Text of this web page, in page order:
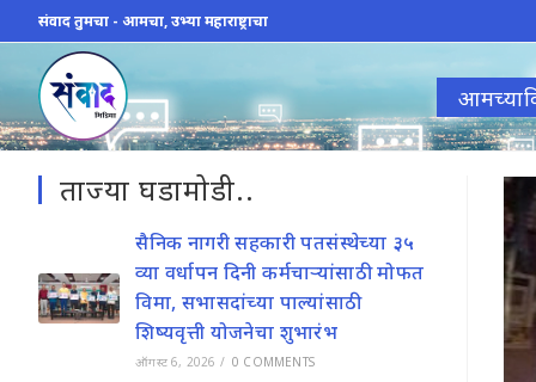
to
content
संवाद तुमचा - आमचा, उभ्या महाराष्ट्राचा
ताज्या घडामोडी..
सैनिक नागरी सहकारी पतसंस्थेच्या ३५
व्या वर्धापन दिनी कर्मचाऱ्यांसाठी मोफत
विमा, सभासदांच्या पाल्यांसाठी
शिष्यवृत्ती योजनेचा शुभारंभ
ऑगस्ट 6, 2026 / 0 COMMENTS